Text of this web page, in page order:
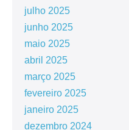
julho 2025
junho 2025
maio 2025
abril 2025
março 2025
fevereiro 2025
janeiro 2025
dezembro 2024